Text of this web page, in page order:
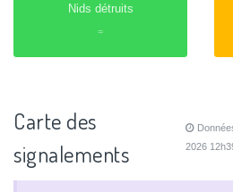
Nids détruits
=
Carte des
signalements
2026